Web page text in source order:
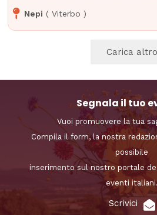
Nepi (Viterbo )
Carica altro
Segnala il tuo
Vuoi promuovere la tua
Compila il form, la nostra
possibile
inserimento sul nostro portale
eventi
Scrivici